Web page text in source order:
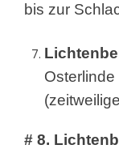
bis zur
# 8.